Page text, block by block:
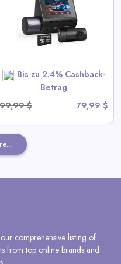
Bis zu 2.4% Cashback-
Betrag
99,99 $
79,99 $
comprehensive listing of
from top online brands and